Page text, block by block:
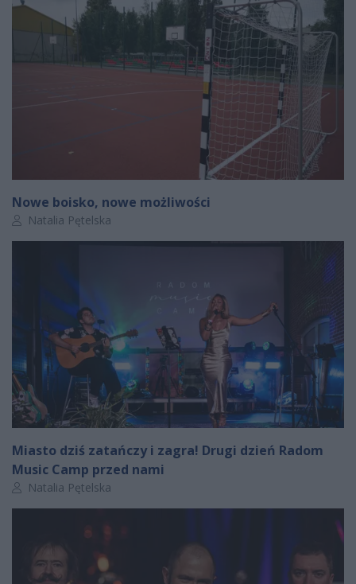
Nowe boisko, nowe możliwości
Autor artykułu:
Natalia Pętelska
Miasto dziś zatańczy i zagra! Drugi dzień Radom
Music Camp przed nami
Autor artykułu:
Natalia Pętelska